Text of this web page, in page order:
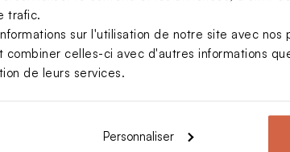
trafic.
sur l'utilisation de notre site avec nos
celles-ci avec d'autres informations
de leurs services.
Personnaliser
avec